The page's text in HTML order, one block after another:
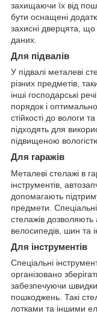
захищаючи їх від
бути оснащені
захисні дверцята,
даних.
Для підвалів
У підвалі металеві
різних предметів,
інші господарські
порядок і
стійкості до вологи
підходять для
підвищеною
Для гаражів
Металеві стелажі в
інструментів,
допомагають
предмети.
стелажів дозволяють
велосипедів, шин та
Для інструментів
Спеціальні
організовано
забезпечуючи
пошкоджень. Такі
лотками та іншими